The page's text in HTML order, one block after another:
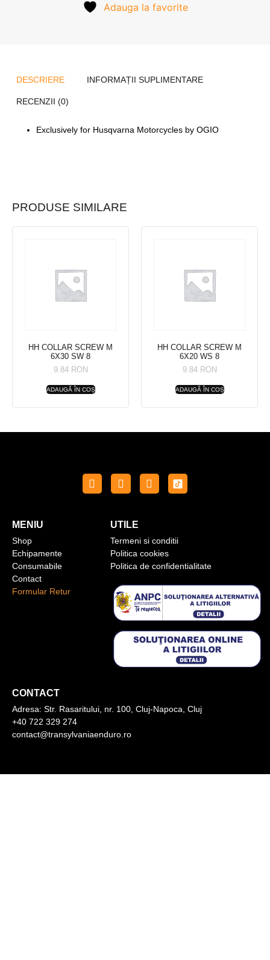
Adauga la favorite
DESCRIERE INFORMAȚII SUPLIMENTARE
RECENZII (0)
Exclusively for Husqvarna Motorcycles by OGIO
PRODUSE SIMILARE
HH COLLAR SCREW M
6X30 SW 8
9.84 RON
ADAUGĂ ÎN COȘ
HH COLLAR SCREW M
6X20 WS 8
9.84 RON
ADAUGĂ ÎN COȘ
MENIU
Shop
Echipamente
Consumabile
Contact
Formular Retur
UTILE
Termeni si conditii
Politica cookies
Politica de confidentialitate
CONTACT
Adresa: Str. Rasaritului, nr. 100, Cluj-Napoca, Cluj
+40 722 329 274
contact@transylvaniaenduro.ro